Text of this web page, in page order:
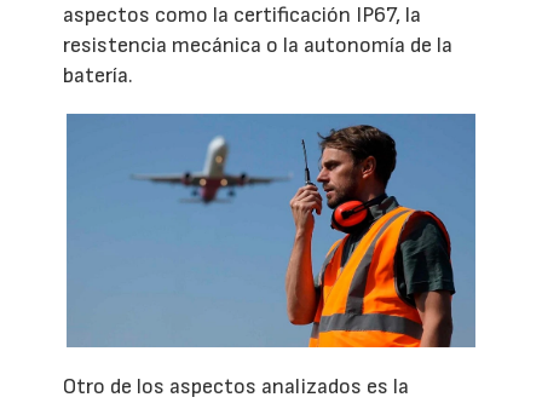
aspectos como la certificación IP67, la
resistencia mecánica o la autonomía de la
batería.
Otro de los aspectos analizados es la